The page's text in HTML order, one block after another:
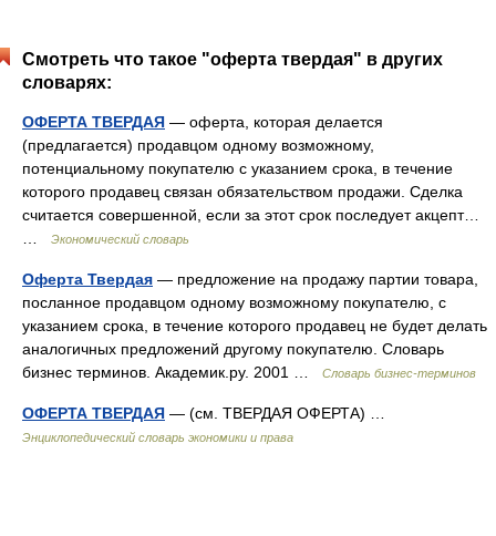
Смотреть что такое "оферта твердая" в других
словарях:
ОФЕРТА ТВЕРДАЯ — оферта, которая делается
(предлагается) продавцом одному возможному,
потенциальному покупателю с указанием срока, в течение
которого продавец связан обязательством продажи. Сделка
считается совершенной, если за этот срок последует акцепт…
Экономический словарь
Оферта Твердая — предложение на продажу партии товара,
посланное продавцом одному возможному покупателю, с
указанием срока, в течение которого продавец не будет делать
аналогичных предложений другому покупателю. Словарь
бизнес терминов. Академик.ру. 2001 …
Словарь бизнес-терминов
ОФЕРТА ТВЕРДАЯ — (см. ТВЕРДАЯ ОФЕРТА) …
Энциклопедический словарь экономики и права